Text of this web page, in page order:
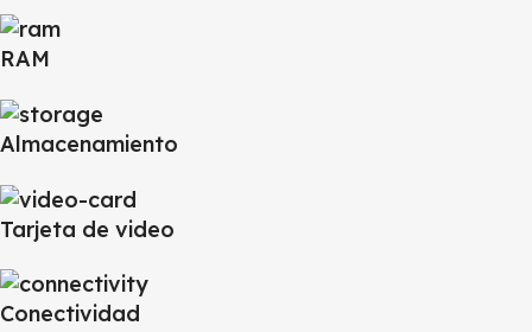
RAM
Almacenamiento
Tarjeta de video
Conectividad